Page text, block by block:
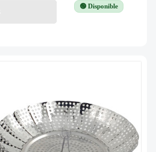
🟢 Disponible